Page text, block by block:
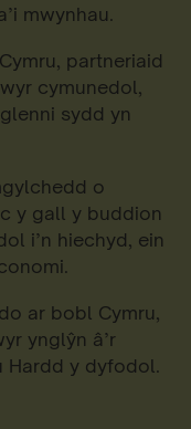
mwynhau.
partneriaid
cymunedol,
sydd yn
o
y gall y buddion
i’n hiechyd, ein
ar bobl Cymru,
ynglŷn â’r
Hardd y dyfodol.